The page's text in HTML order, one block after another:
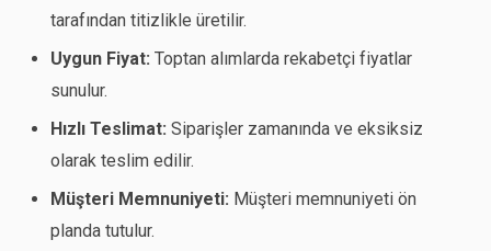
tarafından titizlikle üretilir.
Uygun Fiyat: Toptan alımlarda rekabetçi fiyatlar
sunulur.
Hızlı Teslimat: Siparişler zamanında ve eksiksiz
olarak teslim edilir.
Müşteri Memnuniyeti: Müşteri memnuniyeti ön
planda tutulur.